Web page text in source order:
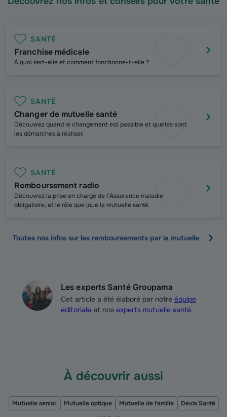
SANTÉ
Franchise médicale
Àquoi sert-elle et comment fonctionne-t-elle ?
SANTÉ
Changer de mutuelle santé
Découvrez quand le changement est possible et quelles sont
les démarches à réaliser.
SANTÉ
Remboursement radio
Découvrez la prise en charge de l’Assurance maladie
obligatoire, et le rôle que joue la mutuelle santé.
Toutes nos infos sur les remboursements par la mutuelle
Les experts Santé Groupama
Cet article a été élaboré par notre équipe
éditoriale et nos experts mutuelle santé.
À découvrir aussi
Mutuelle senior Mutuelle optique Mutuelle de famille Devis Santé